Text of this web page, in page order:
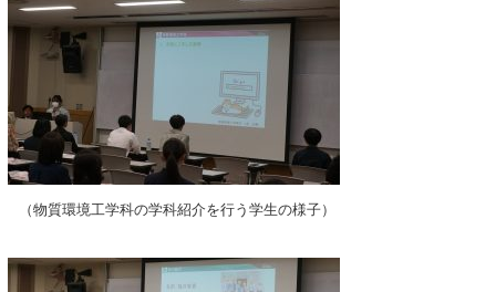
（物質環境工学科の学科紹介を行う学生の様子）